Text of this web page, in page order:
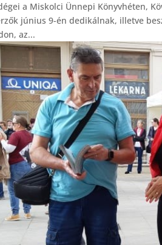
a Miskolci Ünnepi Könyvhéten,
június 9-én dedikálnak, illetve
az...